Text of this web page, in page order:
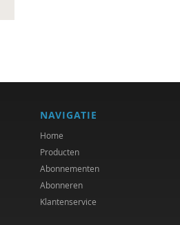
NAVIGATIE
Home
Producten
Abonnementen
Abonneren
Klantenservice